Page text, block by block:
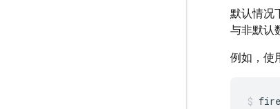
默认情况
与非默认
例如，使